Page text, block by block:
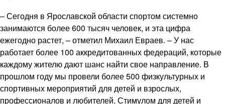
– Сегодня в Ярославской области спортом системно
занимаются более 600 тысяч человек, и эта цифра
ежегодно растет, – отметил Михаил Евраев. – У нас
работает более 100 аккредитованных федераций, которые
каждому жителю дают шанс найти свое направление. В
прошлом году мы провели более 500 физкультурных и
спортивных мероприятий для детей и взрослых,
профессионалов и любителей. Стимулом для детей и